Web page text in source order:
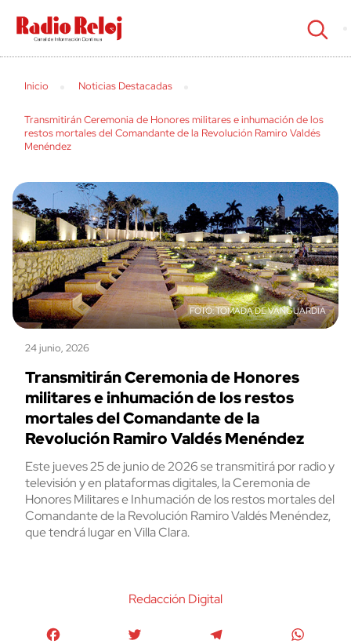
cerrar
Inicio Noticias Destacadas
Transmitirán Ceremonia de Honores militares e inhumación de los
restos mortales del Comandante de la Revolución Ramiro Valdés
Menéndez
TOMADA DE VANGUARDIA
24 junio, 2026
Transmitirán Ceremonia de Honores
militares e inhumación de los restos
mortales del Comandante de la
Revolución Ramiro Valdés Menéndez
Este jueves 25 de junio de 2026 se transmitirá por radio y
televisión y en plataformas digitales, la Ceremonia de
Honores Militares e Inhumación de los restos mortales del
Comandante de la Revolución Ramiro Valdés Menéndez,
que tendrá lugar en Villa Clara.
Redacción Digital